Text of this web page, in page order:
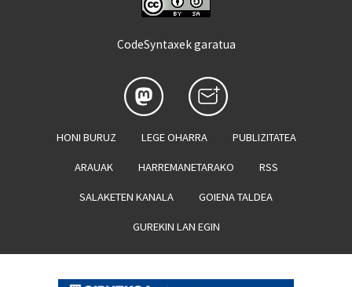
CodeSyntaxek garatua
HONI BURUZ LEGE OHARRA PUBLIZITATEA
ARAUAK HARREMANETARAKO RSS
SALAKETEN KANALA GOIENA TALDEA
GUREKIN LAN EGIN